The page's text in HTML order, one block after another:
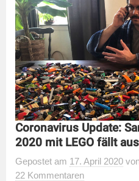
Coronavirus Update:
2020 mit LEGO fällt aus
Gepostet am 17. April 2020
22 Kommentaren